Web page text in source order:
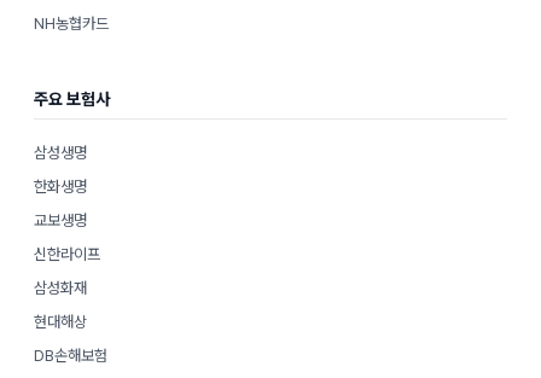
NH농협카드
주요 보험사
삼성생명
한화생명
교보생명
신한라이프
삼성화재
현대해상
DB손해보험